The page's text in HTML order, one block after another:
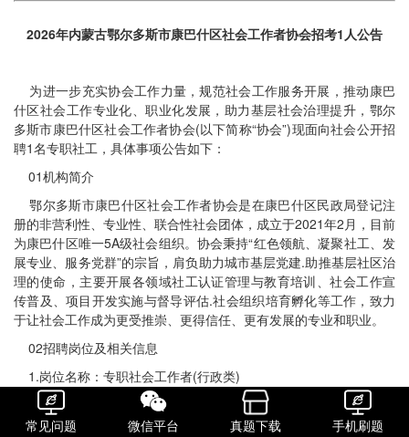
2026年内蒙古鄂尔多斯市康巴什区社会工作者协会招考1人公告
为进一步充实协会工作力量，规范社会工作服务开展，推动康巴
什区社会工作专业化、职业化发展，助力基层社会治理提升，鄂尔
多斯市康巴什区社会工作者协会(以下简称“协会”)现面向社会公开招
聘1名专职社工，具体事项公告如下：
01机构简介
鄂尔多斯市康巴什区社会工作者协会是在康巴什区民政局登记注
册的非营利性、专业性、联合性社会团体，成立于2021年2月，目前
为康巴什区唯一5A级社会组织。协会秉持“红色领航、凝聚社工、发
展专业、服务党群”的宗旨，肩负助力城市基层党建.助推基层社区治
理的使命，主要开展各领域社工认证管理与教育培训、社会工作宣
传普及、项目开发实施与督导评估.社会组织培育孵化等工作，致力
于让社会工作成为更受推崇、更得信任、更有发展的专业和职业。
02招聘岗位及相关信息
1.岗位名称：专职社会工作者(行政类)
2.招聘人数：1名
3.工作性质：全职
常见问题 微信平台 真题下载 手机刷题